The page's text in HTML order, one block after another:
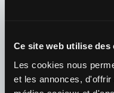
Ce site web utilise des
Les cookies nous
et les annonces,
Fútbol ›